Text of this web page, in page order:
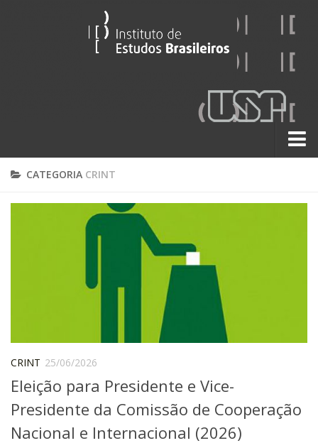
Sobre
A História do IEB
Paralelos 22
Pesquisador Colaborador
Iniciação Científica
Pré-Iniciação Científica
GIP
CATEGORIA CRINT
CRINT 25/06/2026
Eleição para Presidente e Vice-
Presidente da Comissão de Cooperação
Nacional e Internacional (2026)